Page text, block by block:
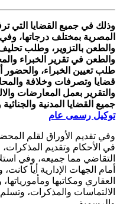
وذلك في جميع القضايا التي
المصرية بمختلف درجاتها، وفي
والطعن بالتزوير، وطلب
والطعن في تقرير الخبراء
طلب تعيين الخبراء، والحضور
قضايا وتصرفات وخلافة
والتقرير بعمل المعارضات
جميع القضايا المدنية
توكيل رسمى عام
وفي تقديم الأوراق لقلم
في الأحكام وتقديم
التقاضي مما جميعه، وفي
أمام الجهات الإدارية أياً
العقاري ومكاتبها
الالتماسات والمذكرات،